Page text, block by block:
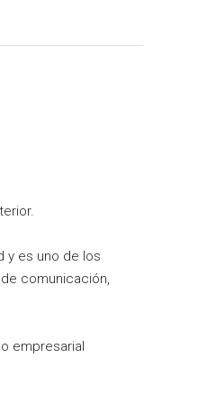
y es uno de los
comunicación,
empresarial